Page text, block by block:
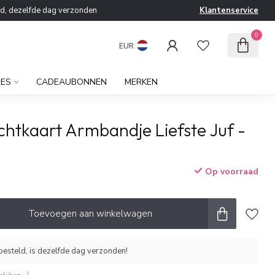
dezelfde dag verzonden Klantenservice
EUR
0
CADEAUBONNEN MERKEN
Armbandje Liefste Juf -
Op voorraad
Toevoegen aan winkelwagen
is dezelfde dag verzonden!